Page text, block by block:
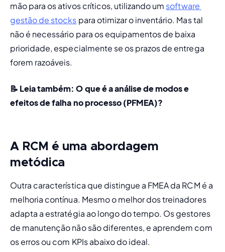
mão para os ativos críticos, utilizando um software
gestão de stocks para otimizar o inventário. Mas tal
não é necessário para os equipamentos de baixa
prioridade, especialmente se os prazos de entrega
forem razoáveis.
📝 Leia também: O que é a análise de modos e
efeitos de falha no processo (PFMEA)?
A RCM é uma abordagem
metódica
Outra característica que distingue a FMEA da RCM é a
melhoria contínua. Mesmo o melhor dos treinadores
adapta a estratégia ao longo do tempo. Os gestores
de manutenção não são diferentes, e aprendem com
os erros ou com KPIs abaixo do ideal.